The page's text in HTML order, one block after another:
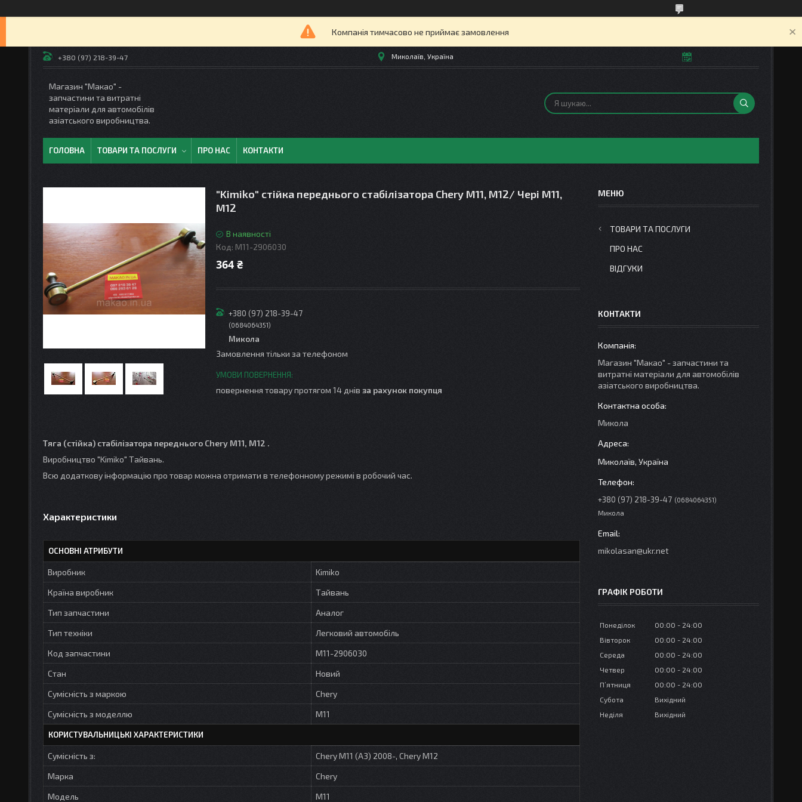
Компанія тимчасово не приймає замовлення
+380 (97) 218-39-47 Миколаїв, Україна
Магазин "Макао" -
запчастини та витратні
матеріали для автомобілів
азіатського виробництва.
ГОЛОВНА ТОВАРИ ТА ПОСЛУГИ ПРО НАС КОНТАКТИ
"Kimiko" стійка переднього стабілізатора Chery M11, M12/ Чері М11,
М12
В наявності
Код: M11-2906030
364 ₴
+380 (97) 218-39-47
0684064351
Микола
Замовлення тільки за телефоном
повернення товару протягом 14 днів за рахунок покупця
Тяга (стійка) стабілізатора переднього Chery M11, M12 .
Виробництво "Kimiko" Тайвань.
Всю додаткову інформацію про товар можна отримати в телефонному режимі в робочий час.
Характеристики
ОСНОВНІ АТРИБУТИ
Виробник
Kimiko
Країна виробник
Тайвань
Тип запчастини
Аналог
Тип техніки
Легковий автомобіль
Код запчастини
M11-2906030
Стан
Новий
Сумісність з маркою
Chery
Сумісність з моделлю
M11
КОРИСТУВАЛЬНИЦЬКІ ХАРАКТЕРИСТИКИ
Сумісність з:
Chery M11 (A3) 2008-, Chery M12
Марка
Chery
Модель
M11
ТОВАРИ ТА ПОСЛУГИ
ПРО НАС
ВІДГУКИ
КОНТАКТИ
Магазин "Макао" - запчастини та
витратні матеріали для автомобілів
азіатського виробництва.
Микола
Миколаїв, Україна
+380 (97) 218-39-47 0684064351
Микола
mikolasan@ukr.net
ГРАФІК РОБОТИ
Понеділок 00:00
24:00
Вівторок
00:00
24:00
Середа
00:00
24:00
Четвер
00:00
24:00
Пʼятниця
00:00
24:00
Субота
Вихідний
Неділя
Вихідний